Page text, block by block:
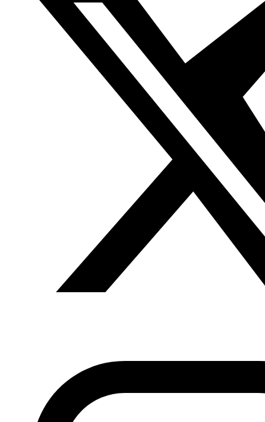
Si te interesa el contenido de este artículo puedes pedir
la traducción en esteenlace.
Puedes consultar nuestra base de datos con más de
160.00 artículos traducidos del árabe enwww.boletin.org
EDITORIAL. ¿Cuándo se liberará Iraq de la
tutela del alfaquí y de las milicias? Siguiente
Amyad
Rasmi, 16.10.14, Al Sharq al Awsat